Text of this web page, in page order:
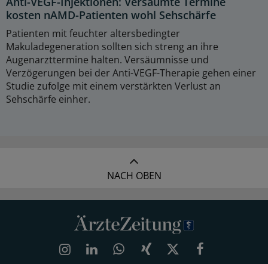
kosten nAMD-Patienten wohl Sehschärfe
Patienten mit feuchter altersbedingter
Makuladegeneration sollten sich streng an ihre
Augenarzttermine halten. Versäumnisse und
Verzögerungen bei der Anti-VEGF-Therapie gehen einer
Studie zufolge mit einem verstärkten Verlust an
Sehschärfe einher.
NACH OBEN